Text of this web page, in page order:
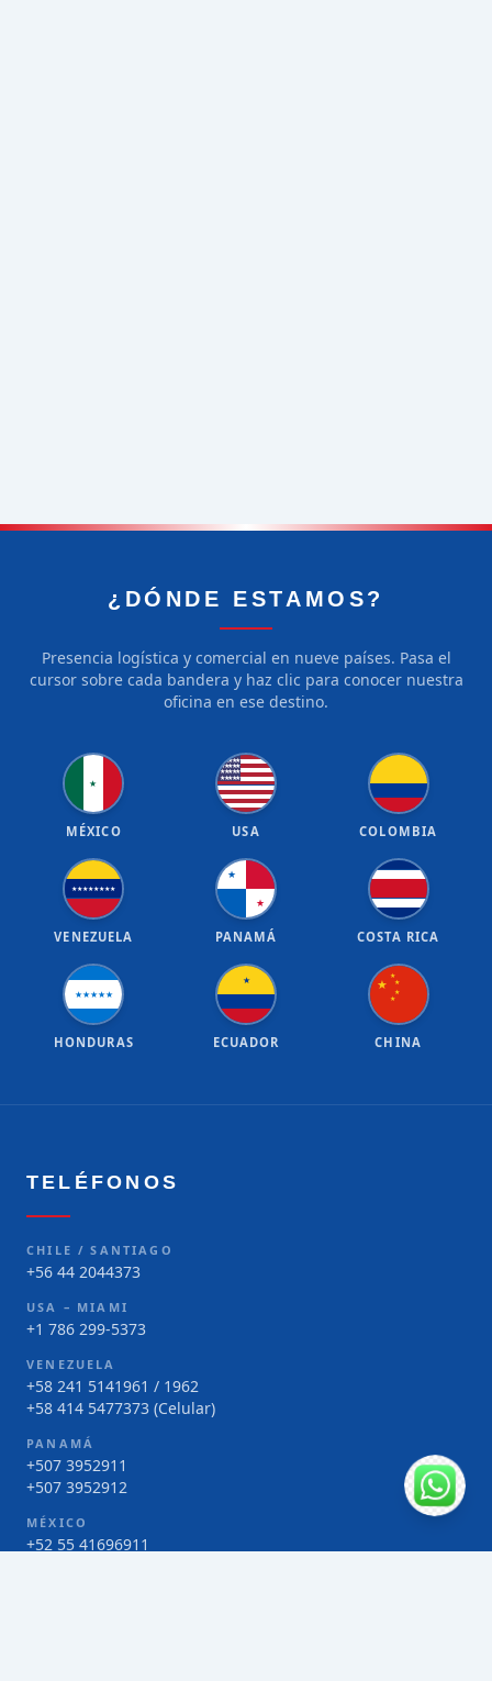
¿DÓNDE ESTAMOS?
Presencia logística y comercial en nueve países. Pasa el
cursor sobre cada bandera y haz clic para conocer nuestra
oficina en ese destino.
★
MÉXICO
★★★★★
★★★★★
★★★★★
★★★★★
USA COLOMBIA
★★★★★★★★
VENEZUELA
★
★
PANAMÁ COSTA RICA
★★★★★
HONDURAS
★
ECUADOR
★
★
★
★
★
CHINA
TELÉFONOS
CHILE / SANTIAGO
+56 44 2044373
USA – MIAMI
+1 786 299-5373
VENEZUELA
+58 241 5141961 / 1962
+58 414 5477373 (Celular)
PANAMÁ
+507 3952911
+507 3952912
MÉXICO
+52 55 41696911